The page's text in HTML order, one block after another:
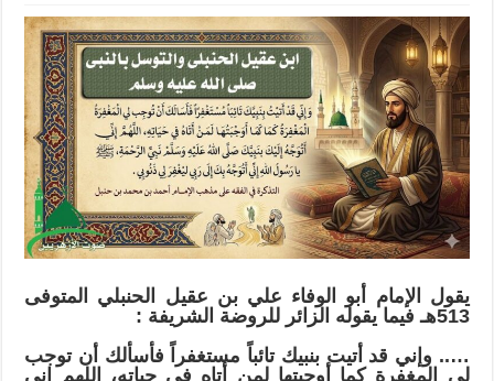
الحنبلى
والتوسل
بالنبى
صلى
الله
عليه
وسلم
مغلقة
يقول الإمام أبو الوفاء علي بن عقيل الحنبلي المتوفى
513هـ فيما يقوله الزائر للروضة الشريفة :
….. وإني قد أتيت بنبيك تائباً مستغفراً فأسألك أن توجب
لي المغفرة كما أوجبتها لمن أتاه في حياته، اللهم إني